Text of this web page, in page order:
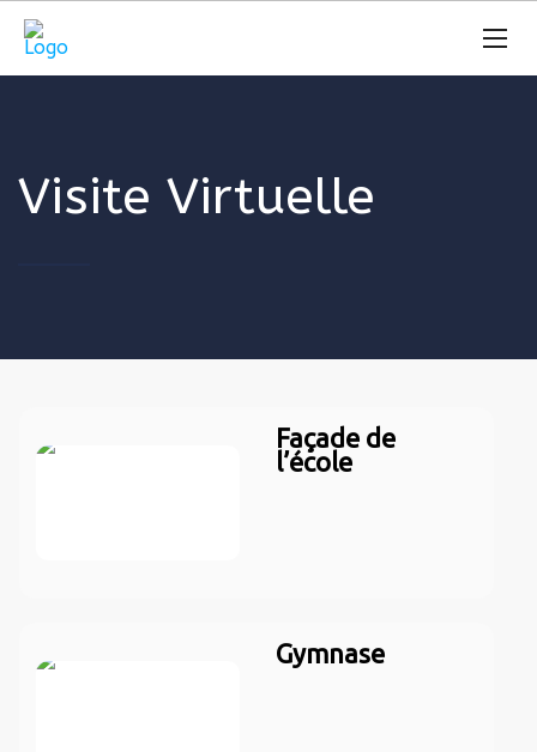
Visite Virtuelle
Façade de
l’école
Gymnase